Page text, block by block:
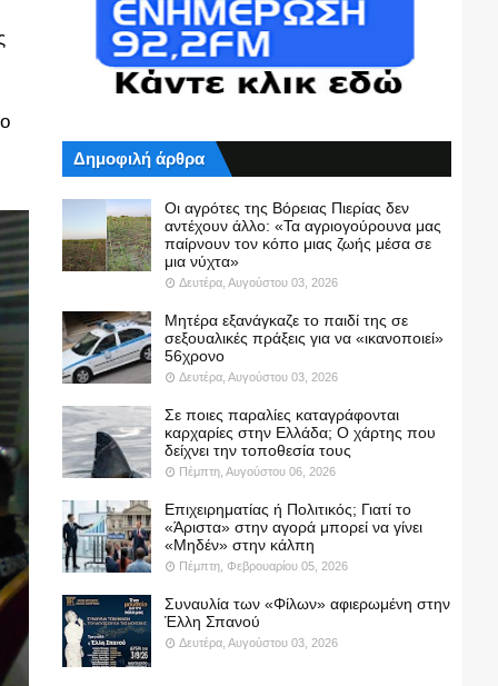
Δημοφιλή άρθρα
Οι αγρότες της Βόρειας Πιερίας δεν
αντέχουν άλλο: «Τα αγριογούρουνα μας
παίρνουν τον κόπο μιας ζωής μέσα σε
μια νύχτα»
Δευτέρα, Αυγούστου 03, 2026
Μητέρα εξανάγκαζε το παιδί της σε
σεξουαλικές πράξεις για να «ικανοποιεί»
56χρονο
Δευτέρα, Αυγούστου 03, 2026
Σε ποιες παραλίες καταγράφονται
καρχαρίες στην Ελλάδα; Ο χάρτης που
δείχνει την τοποθεσία τους
Πέμπτη, Αυγούστου 06, 2026
Επιχειρηματίας ή Πολιτικός; Γιατί το
«Άριστα» στην αγορά μπορεί να γίνει
«Μηδέν» στην κάλπη
Πέμπτη, Φεβρουαρίου 05, 2026
Συναυλία των «Φίλων» αφιερωμένη στην
Έλλη Σπανού
Δευτέρα, Αυγούστου 03, 2026